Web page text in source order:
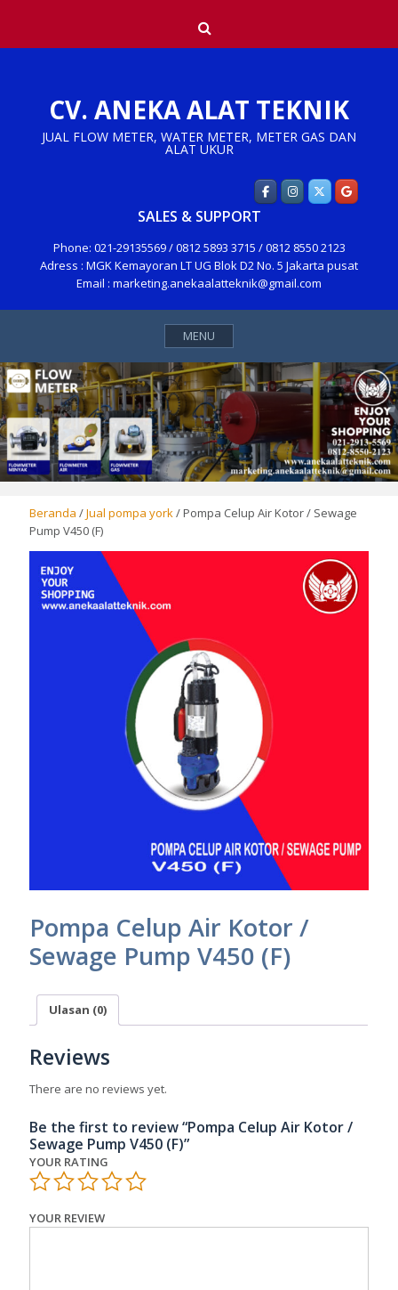
content
CV. ANEKA ALAT TEKNIK
JUAL FLOW METER, WATER METER, METER GAS DAN
ALAT UKUR
SALES & SUPPORT
Phone: 021-29135569 / 0812 5893 3715 / 0812 8550 2123
Adress : MGK Kemayoran LT UG Blok D2 No. 5 Jakarta pusat
Email : marketing.anekaalatteknik@gmail.com
MENU
Beranda /Jual pompa york/ Pompa Celup Air Kotor / Sewage
Pump V450 (F)
Pompa Celup Air Kotor /
Sewage Pump V450 (F)
Ulasan (0)
Reviews
There are no reviews yet.
Be the first to review “Pompa Celup Air Kotor /
Sewage Pump V450 (F)”
YOUR RATING
YOUR REVIEW